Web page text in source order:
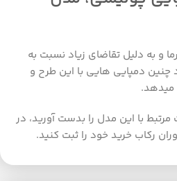
و به دلیل تقاضای زیاد نسبت به
چنین دمپایی هایی با این طرح و
مرتبط با این مدل را بدست آورید، در
رکاب خرید خود را ثبت کنید.